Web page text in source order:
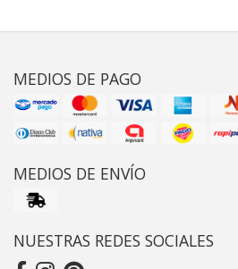
MEDIOS DE PAGO
MEDIOS DE ENVÍO
NUESTRAS REDES SOCIALES